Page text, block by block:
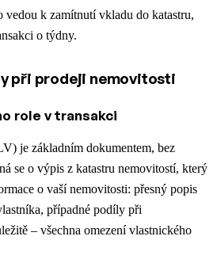
vedou k zamítnutí vkladu do katastru,
o týdny.
při prodeji nemovitosti
role v transakci
je základním dokumentem, bez
se o výpis z katastru nemovitostí, který
o vaší nemovitosti: přesný popis
případné podíly při
– všechna omezení vlastnického